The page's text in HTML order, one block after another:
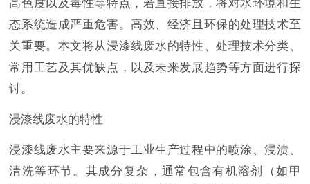
高色度以及毒性等特点，若直接排放，将对水环境和生
态系统造成严重危害。高效、经济且环保的处理技术至
关重要。本文将从浸漆线废水的特性、处理技术分类、
常用工艺及其优缺点，以及未来发展趋势等方面进行探
讨。
浸漆线废水的特性
浸漆线废水主要来源于工业生产过程中的喷涂、浸渍、
清洗等环节。其成分复杂，通常包含有机溶剂（如甲